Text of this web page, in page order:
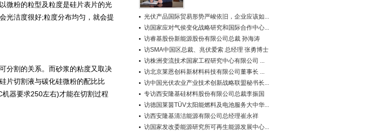
粉的粒型及粒度是硅片表片的光
光洁度很好;粒度分布均匀，就会提
割的关系。而砂浆的粘度又取决
片切割液与碳化硅微粉的配比比
器要求250左右)才能在切割过程
光伏产品国际贸易形势严峻依旧，企业应该如...
访国家应对气侯变化战略研究和国际合作中心...
访睿基股份新能源股份有限公司总裁 孙海涛
访SMA中国区总裁、兆伏爱索 总经理 张勇博士
访株洲变流技术国家工程研究中心有限公司 ...
访北京莱恩创科新材料科技有限公司董事长 ...
访中国光伏农业产业技术创新战略联盟秘书长...
专访西安隆基硅材料股份有限公司总裁李振国
访德国莱茵TÜV太阳能燃料及电池服务大中华...
访西安隆基清洁能源有限公司总经理崔永祥
访国家发改委能源研究所可再生能源发展中心...